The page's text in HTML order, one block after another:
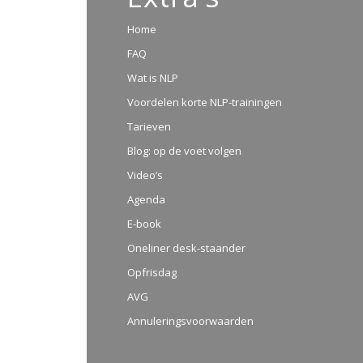
Home
FAQ
Wat is NLP
Voordelen korte NLP-trainingen
Tarieven
Blog: op de voet volgen
Video’s
Agenda
E-book
Oneliner desk-staander
Opfrisdag
AVG
Annuleringsvoorwaarden